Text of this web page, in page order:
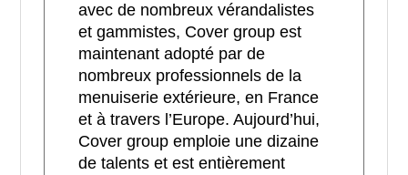
avec de nombreux vérandalistes
et gammistes, Cover group est
maintenant adopté par de
nombreux professionnels de la
menuiserie extérieure, en France
et à travers l’Europe. Aujourd’hui,
Cover group emploie une dizaine
de talents et est entièrement